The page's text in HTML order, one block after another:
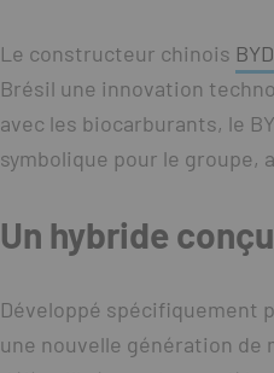
Le constructeur chinois BYD
Brésil une innovation
avec les biocarburants, le
symbolique pour le groupe,
Un hybride
Développé spécifiquement
une nouvelle génération de